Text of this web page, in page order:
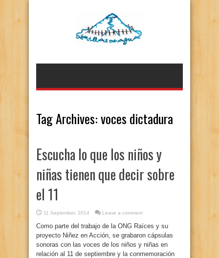
Tag Archives:voces dictadura
Escucha lo que los niños y
niñas tienen que decir sobre
el 11
11 September, 2014 Leave a comment
Como parte del trabajo de la ONG Raíces y su
proyecto Niñez en Acción, se grabaron cápsulas
sonoras con las voces de los niños y niñas en
relación al 11 de septiembre y la conmemoración